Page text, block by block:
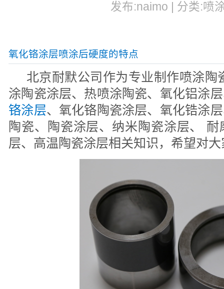
发布:naimo | 分类:喷
氧化铬涂层喷涂后硬度的特点
北京耐默公司作为专业制作喷涂陶
涂陶瓷涂层、热喷涂陶瓷、氧化铝涂
铬涂层、氧化铬陶瓷涂层、氧化锆涂
陶瓷、陶瓷涂层、纳米陶瓷涂层、
层、高温陶瓷涂层相关知识，希望对